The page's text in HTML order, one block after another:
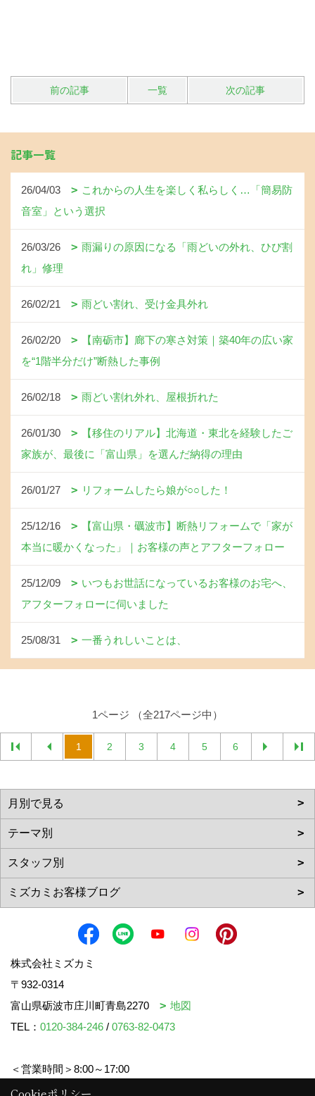
前の記事 一覧 次の記事
記事一覧
26/04/03
これからの人生を楽しく私らしく…「簡易防
音室」という選択
26/03/26
雨漏りの原因になる「雨どいの外れ、ひび割
れ」修理
26/02/21 雨どい割れ、受け金具外れ
26/02/20
【南砺市】廊下の寒さ対策｜築40年の広い家
を“1階半分だけ”断熱した事例
26/02/18 雨どい割れ外れ、屋根折れた
26/01/30
【移住のリアル】北海道・東北を経験したご
家族が、最後に「富山県」を選んだ納得の理由
26/01/27 リフォームしたら娘が○○した！
25/12/16
【富山県・礪波市】断熱リフォームで「家が
本当に暖かくなった」｜お客様の声とアフターフォロー
25/12/09
いつもお世話になっているお客様のお宅へ、
アフターフォローに伺いました
25/08/31 一番うれしいことは、
1ページ （全217ページ中）
1 2 3 4 5 6
株式会社ミズカミ
〒932-0314
富山県砺波市庄川町青島2270
地図
TEL： 0120-384-246 / 0763-82-0473
＜営業時間＞8:00～17:00
＜定休日＞水曜日・祝日